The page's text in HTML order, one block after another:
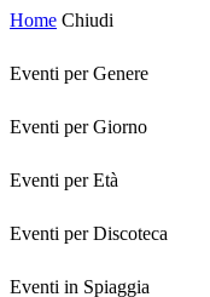
Home Chiudi
Eventi per Genere
Eventi per Giorno
Eventi per Età
Eventi per Discoteca
Eventi in Spiaggia